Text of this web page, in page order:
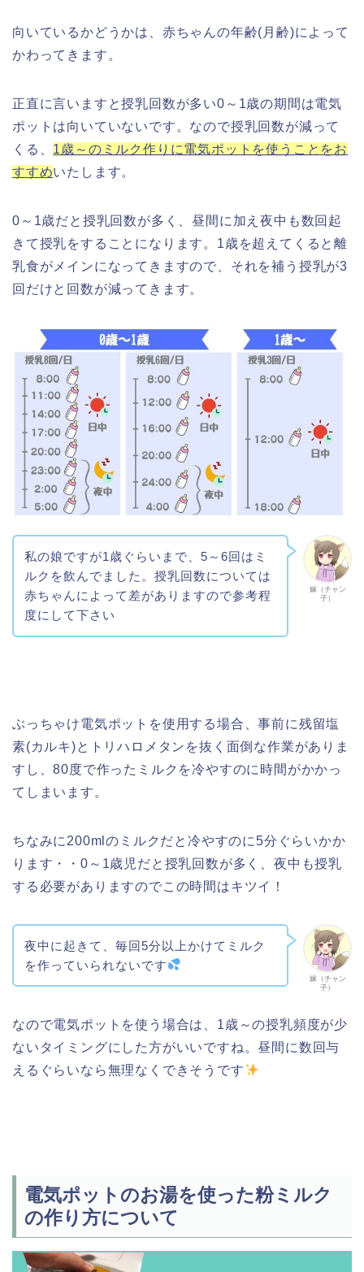
向いているかどうかは、赤ちゃんの年齢(月齢)によって
かわってきます。
正直に言いますと授乳回数が多い0～1歳の期間は電気
ポットは向いていないです。なので授乳回数が減って
くる、 1歳～のミルク作りに電気ポットを使うことをお
すすめいたします。
0～1歳だと授乳回数が多く、昼間に加え夜中も数回起
きて授乳をすることになります。1歳を超えてくると離
乳食がメインになってきますので、それを補う授乳が3
回だけと回数が減ってきます。
嫁（チャン
子）
私の娘ですが1歳ぐらいまで、5～6回はミ
ルクを飲んでました。授乳回数については
赤ちゃんによって差がありますので参考程
度にして下さい
ぶっちゃけ電気ポットを使用する場合、事前に残留塩
素(カルキ)とトリハロメタンを抜く面倒な作業がありま
すし、80度で作ったミルクを冷やすのに時間がかかっ
てしまいます。
ちなみに200mlのミルクだと冷やすのに5分ぐらいかか
ります・・0～1歳児だと授乳回数が多く、夜中も授乳
する必要がありますのでこの時間はキツイ！
嫁（チャン
子）
夜中に起きて、毎回5分以上かけてミルク
を作っていられないです
なので電気ポットを使う場合は、1歳～の授乳頻度が少
ないタイミングにした方がいいですね。昼間に数回与
えるぐらいなら無理なくできそうです
電気ポットのお湯を使った粉ミルク
の作り方について